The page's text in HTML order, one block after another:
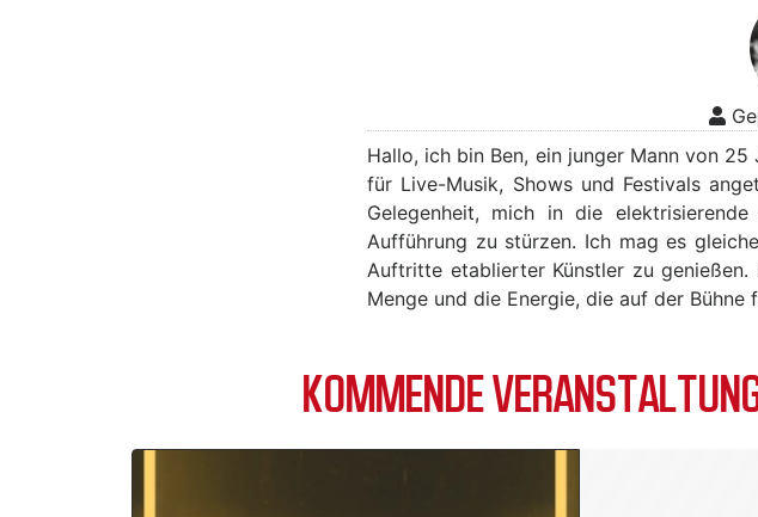
Hallo, ich bin Ben, ein junger Mann von
für Live-Musik, Shows und Festivals
Gelegenheit, mich in die
Aufführung zu stürzen. Ich mag es
Auftritte etablierter Künstler zu
Menge und die Energie, die auf der
KOMMENDE